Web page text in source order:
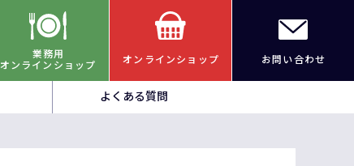
業務用
オンラインショップ
オンラインショップ お問い合わせ
よくある質問